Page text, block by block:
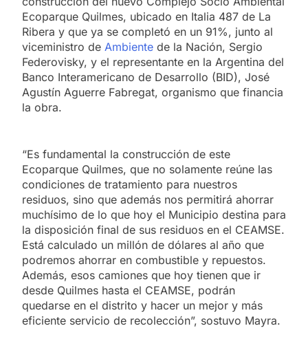
Ecoparque Quilmes, ubicado en Italia 487 de La
Ribera y que ya se completó en un 91%, junto al
viceministro de Ambiente de la Nación, Sergio
Federovisky, y el representante en la Argentina del
Banco Interamericano de Desarrollo (BID), José
Agustín Aguerre Fabregat, organismo que financia
la obra.
“Es fundamental la construcción de este
Ecoparque Quilmes, que no solamente reúne las
condiciones de tratamiento para nuestros
residuos, sino que además nos permitirá ahorrar
muchísimo de lo que hoy el Municipio destina para
la disposición final de sus residuos en el CEAMSE.
Está calculado un millón de dólares al año que
podremos ahorrar en combustible y repuestos.
Además, esos camiones que hoy tienen que ir
desde Quilmes hasta el CEAMSE, podrán
quedarse en el distrito y hacer un mejor y más
eficiente servicio de recolección”, sostuvo Mayra.